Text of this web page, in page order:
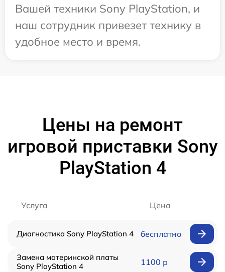
Вашей техники Sony PlayStation, и
наш сотрудник привезет технику в
удобное место и время.
Цены на ремонт
игровой приставки Sony
PlayStation 4
Услуга Цена
Диагностика Sony PlayStation 4 бесплатно
Замена материнской платы
Sony PlayStation 4
1100 р